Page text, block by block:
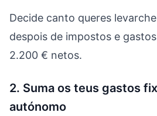
Decide canto queres
despois de impostos e
2.200 € netos.
2. Suma os teus gastos
autónomo